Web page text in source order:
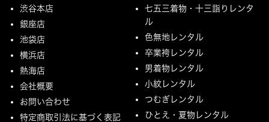
渋谷本店
銀座店
池袋店
横浜店
熱海店
会社概要
お問い合わせ
特定商取引法に基づく表記
七五三着物・十三詣りレンタ
ル
色無地レンタル
卒業袴レンタル
男着物レンタル
小紋レンタル
つむぎレンタル
ひとえ・夏物レンタル